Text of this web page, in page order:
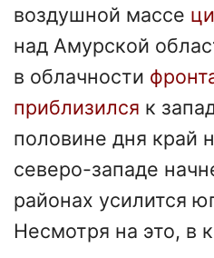
воздушной массе
над Амурской
в облачности
приблизился к
половине дня край
северо-западе
районах усилится
Несмотря на это, в